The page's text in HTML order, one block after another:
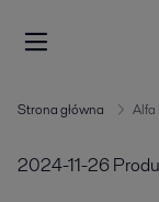
Strona główna Alfa
2024-11-26